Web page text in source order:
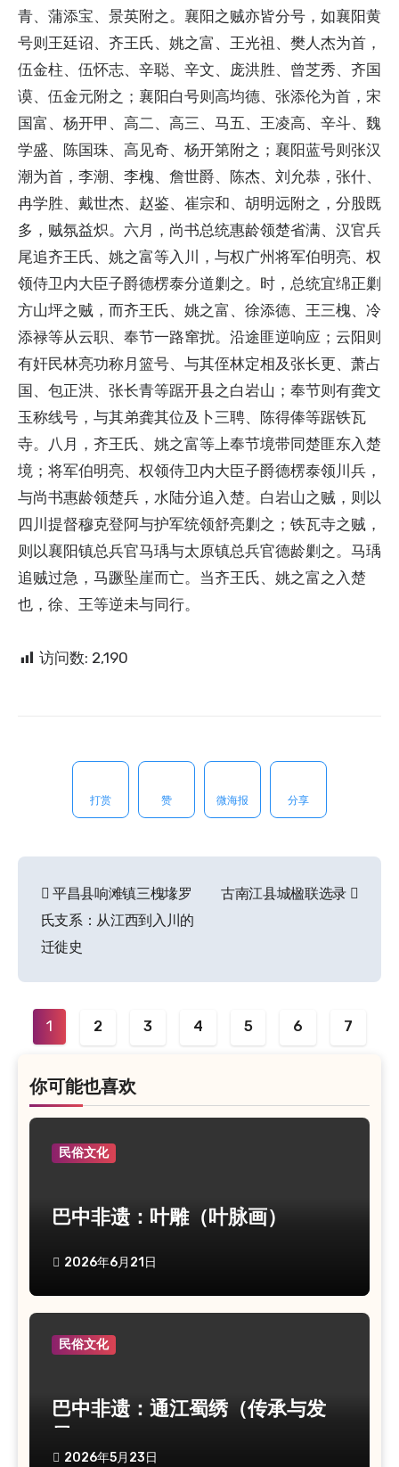
青、蒲添宝、景英附之。襄阳之贼亦皆分号，如襄阳黄
号则王廷诏、齐王氏、姚之富、王光祖、樊人杰为首，
伍金柱、伍怀志、辛聪、辛文、庞洪胜、曾芝秀、齐国
谟、伍金元附之；襄阳白号则高均德、张添伦为首，宋
国富、杨开甲、高二、高三、马五、王凌高、辛斗、魏
学盛、陈国珠、高见奇、杨开第附之；襄阳蓝号则张汉
潮为首，李潮、李槐、詹世爵、陈杰、刘允恭，张什、
冉学胜、戴世杰、赵鉴、崔宗和、胡明远附之，分股既
多，贼氛益炽。六月，尚书总统惠龄领楚省满、汉官兵
尾追齐王氏、姚之富等入川，与权广州将军伯明亮、权
领侍卫内大臣子爵德楞泰分道剿之。时，总统宜绵正剿
方山坪之贼，而齐王氏、姚之富、徐添德、王三槐、冷
添禄等从云职、奉节一路窜扰。沿途匪逆响应；云阳则
有奸民林亮功称月篮号、与其侄林定相及张长更、萧占
国、包正洪、张长青等踞开县之白岩山；奉节则有龚文
玉称线号，与其弟龚其位及卜三聘、陈得俸等踞铁瓦
寺。八月，齐王氏、姚之富等上奉节境带同楚匪东入楚
境；将军伯明亮、权领侍卫内大臣子爵德楞泰领川兵，
与尚书惠龄领楚兵，水陆分追入楚。白岩山之贼，则以
四川提督穆克登阿与护军统领舒亮剿之；铁瓦寺之贼，
则以襄阳镇总兵官马瑀与太原镇总兵官德龄剿之。马瑀
追贼过急，马蹶坠崖而亡。当齐王氏、姚之富之入楚
也，徐、王等逆未与同行。
访问数: 2,190
打赏 赞 微海报 分享
文
章
导
航
平昌县响滩镇三槐堟罗
氏支系：从江西到入川的
迁徙史
古南江县城楹联选录
1 2 3 4 5 6 7
你可能也喜欢
民俗文化
巴中非遗：叶雕（叶脉画）
2026年6月21日
民俗文化
巴中非遗：通江蜀绣（传承与发
2026年5月23日